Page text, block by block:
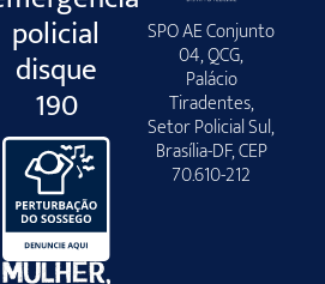
policial
disque
190
SPO AE Conjunto
04, QCG,
Palácio
Tiradentes,
Setor Policial Sul,
Brasília-DF, CEP
70.610-212